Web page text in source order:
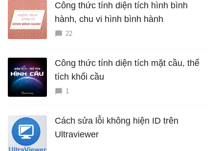
Công thức tính diện tích hình bình
hành, chu vi hình bình hành
22
Công thức tính diện tích mặt cầu, thể
tích khối cầu
1
Cách sửa lỗi không hiện ID trên
Ultraviewer